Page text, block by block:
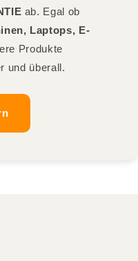
ab. Egal ob
Laptops, E-
Produkte
und überall.